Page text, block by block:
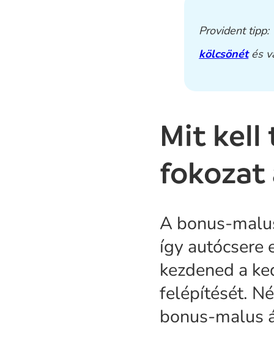
Provident
kölcsönétés
Mit kell
fokozat
A bonus-
így autócsere
kezdened a
felépítését.
bonus-malus